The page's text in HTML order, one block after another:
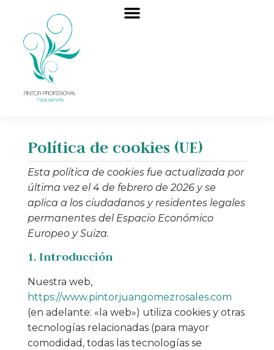
Política de cookies (UE)
Esta política de cookies fue actualizada por
última vez el 4 de febrero de 2026 y se
aplica a los ciudadanos y residentes legales
permanentes del Espacio Económico
Europeo y Suiza.
1. Introducción
Nuestra web,
https://www.pintorjuangomezrosales.com
(en adelante: «la web») utiliza cookies y otras
tecnologías relacionadas (para mayor
comodidad, todas las tecnologías se